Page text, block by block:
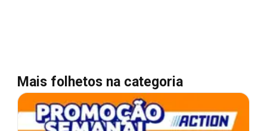
Mais folhetos na categoria